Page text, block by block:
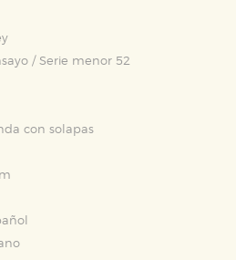
/ Serie menor 52
con solapas